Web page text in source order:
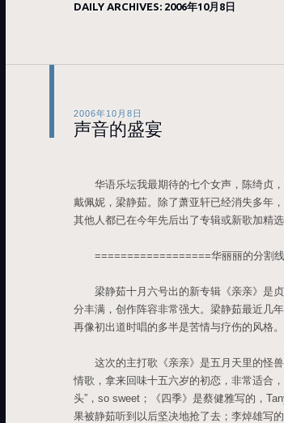
DAILY ARCHIVES: 2006年10月8日
2006年10月8日
声音的盛宴
华语乐坛我最期待的七个女声，陈绮贞，
戴佩妮，梁静茹。除了萧亚轩已经消失多年
其他人都已在今年先后出了专辑或新歌加精选
==================华丽丽的分割
梁静茹十月六号出的新专辑《亲亲》是贞
分丰满，创作阵容非常强大。梁静茹最近几
再像初出道时唱的多半是苦情与疗伤的风格。
这次的主打歌《亲亲》是五月天里的怪兽
情歌，拿来回味十五六岁的初恋，非常适合
头”，so sweet；《四季》是蔡健雅写的，
果被静茹听到以后坚决地抢了去；李焯雄写